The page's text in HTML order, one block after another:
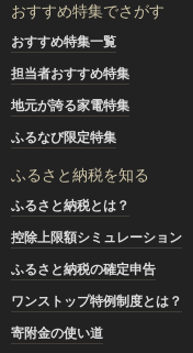
おすすめ特集でさがす
おすすめ特集一覧
担当者おすすめ特集
地元が誇る家電特集
ふるなび限定特集
ふるさと納税を知る
ふるさと納税とは？
控除上限額シミュレーション
ふるさと納税の確定申告
ワンストップ特例制度とは？
寄附金の使い道